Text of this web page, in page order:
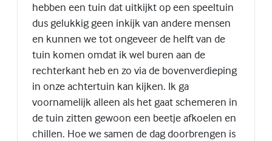
hebben een tuin dat uitkijkt op een speeltuin
dus gelukkig geen inkijk van andere mensen
en kunnen we tot ongeveer de helft van de
tuin komen omdat ik wel buren aan de
rechterkant heb en zo via de bovenverdieping
in onze achtertuin kan kijken. Ik ga
voornamelijk alleen als het gaat schemeren in
de tuin zitten gewoon een beetje afkoelen en
chillen. Hoe we samen de dag doorbrengen is